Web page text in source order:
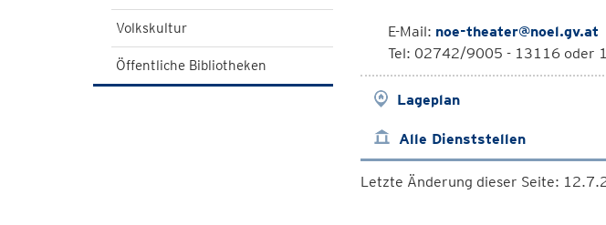
Volkskultur
Öffentliche Bibliotheken
E-Mail: noe-theater@noel.gv.at
Tel: 02742/9005 - 13116 oder
Lageplan
Alle Dienststellen
Letzte Änderung dieser Seite: